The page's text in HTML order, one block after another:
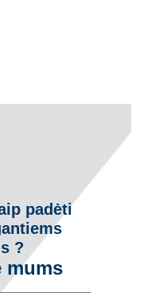
padėti
?
mums